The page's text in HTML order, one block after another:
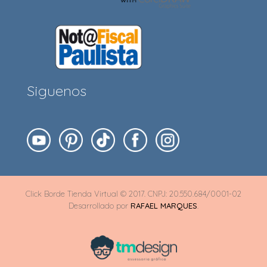
Siguenos
Click Borde Tienda Virtual © 2017. CNPJ: 20.550.684/0001-02
Desarrollado por RAFAEL MARQUES.